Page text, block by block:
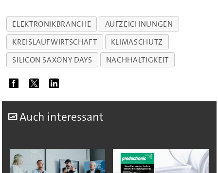
ELEKTRONIKBRANCHE
AUFZEICHNUNGEN
KREISLAUFWIRTSCHAFT
KLIMASCHUTZ
SILICON SAXONY DAYS
NACHHALTIGKEIT
Auch interessant